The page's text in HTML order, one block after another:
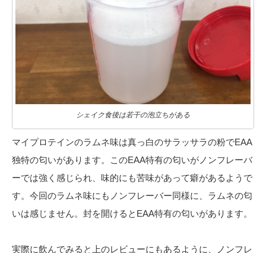
シェイク食後は若干の泡立ちがある
マイプロテインのラムネ味は真っ白のサラッサラの粉でEAA
独特の匂いがあります。このEAA特有の匂いがノンフレーバ
ーでは強く感じられ、味的にも苦味があって癖があるようで
す。今回のラムネ味にもノンフレーバー同様に、ラムネの匂
いは感じません。封を開けるとEAA特有の匂いがあります。
実際に飲んでみると上のレビューにもあるように、ノンフレ